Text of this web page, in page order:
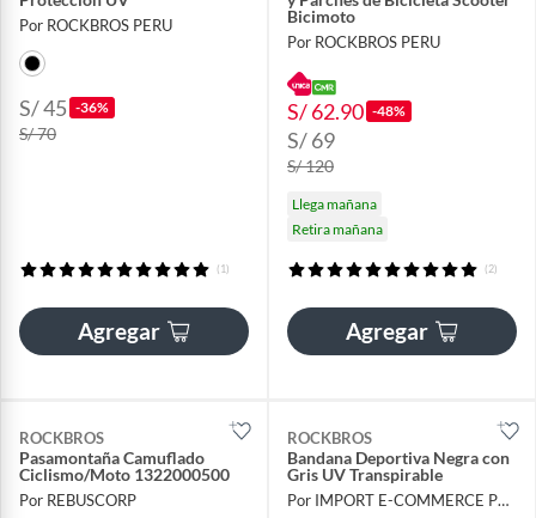
Por ROCKBROS PERU
S/ 45 -36%
S/ 70
(1)
Agregar
Bicimoto
Por ROCKBROS PERU
S/ 62.90 -48%
S/ 69
S/ 120
Llega mañana
Retira mañana
(2)
Agregar
ROCKBROS
Pasamontaña Camuflado
Ciclismo/Moto 1322000500
Por REBUSCORP
ROCKBROS
Bandana Deportiva Negra con
Gris UV Transpirable
Por IMPORT E-COMMERCE PERU